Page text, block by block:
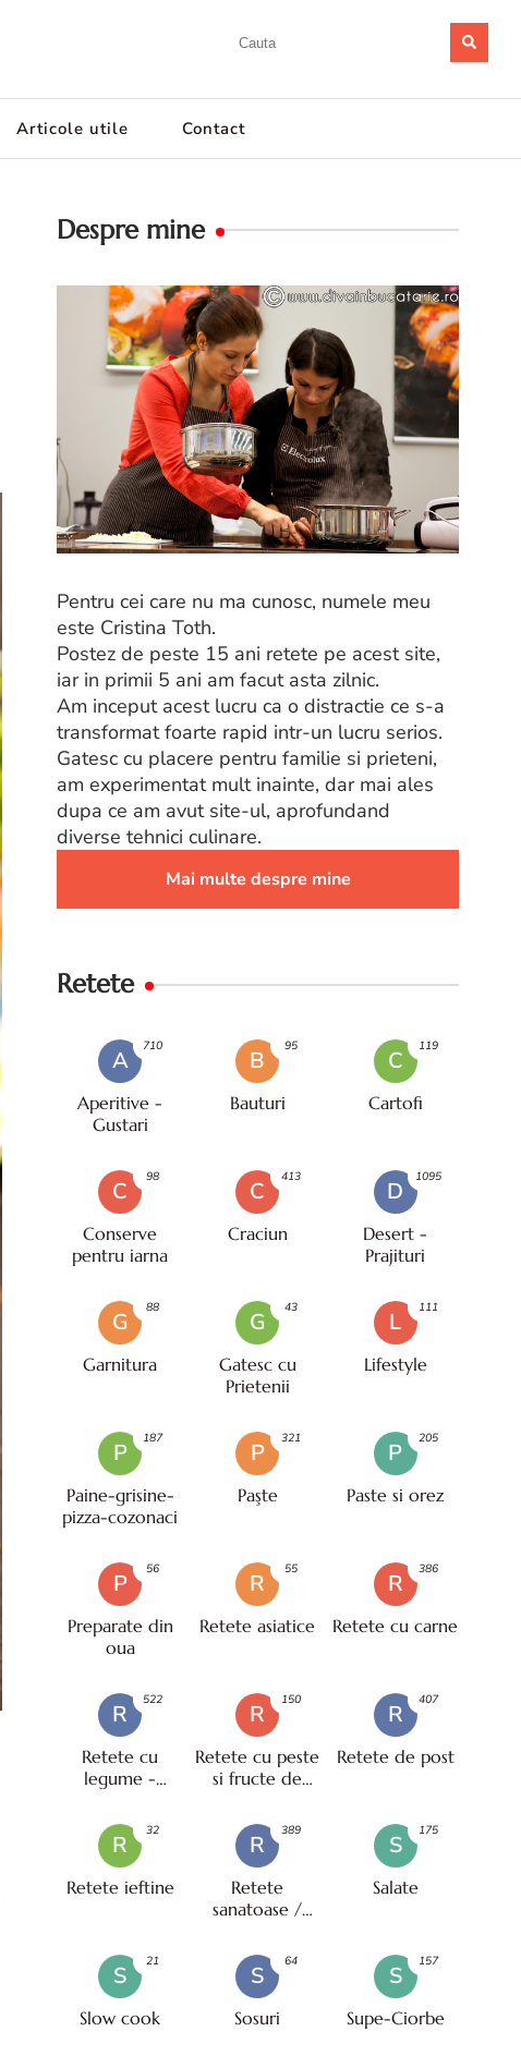
Articole utile Contact
Despre mine
Pentru cei care nu ma cunosc, numele meu
este Cristina Toth.
Postez de peste 15 ani retete pe acest site,
iar in primii 5 ani am facut asta zilnic.
Am inceput acest lucru ca o distractie ce s-a
transformat foarte rapid intr-un lucru serios.
Gatesc cu placere pentru familie si prieteni,
am experimentat mult inainte, dar mai ales
dupa ce am avut site-ul, aprofundand
diverse tehnici culinare.
Mai multe despre mine
Retete
A
Aperitive -
Gustari
710
B
Bauturi
95
C
Cartofi
119
C
Conserve
pentru iarna
98
C
Craciun
413
D
Desert -
Prajituri
1095
G
Garnitura
88
G
Gatesc cu
Prietenii
43
L
Lifestyle
111
P
Paine-grisine-
pizza-cozonaci
187
P
Paşte
321
P
Paste si orez
205
P
Preparate din
oua
56
R
Retete asiatice
55
R
Retete cu carne
386
R
Retete cu
legume -
522
R
Retete cu peste
si fructe de
150
R
Retete de post
407
R
Retete ieftine
32
R
Retete
sanatoase /
389
S
Salate
175
S
Slow cook
21
S
Sosuri
64
S
Supe-Ciorbe
157